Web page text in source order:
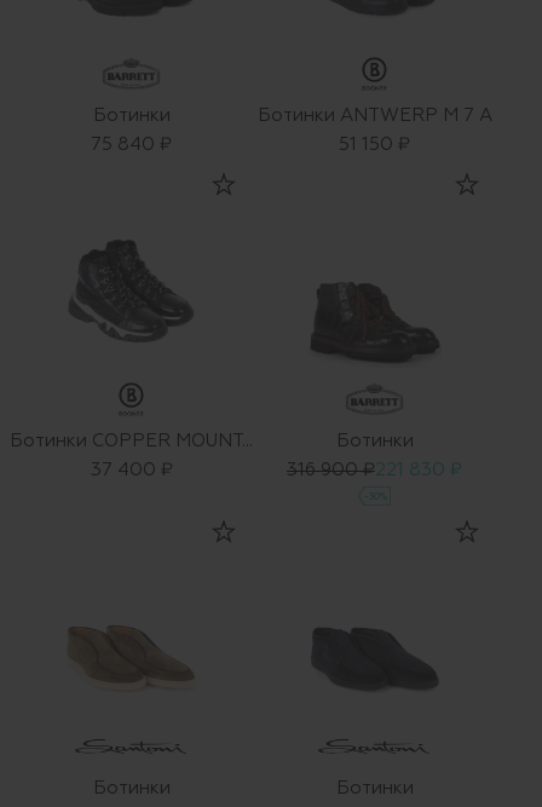
Ботинки
75 840 ₽
Ботинки ANTWERP M 7 A
51 150 ₽
Ботинки COPPER MOUNTAIN 1 A
37 400 ₽
Ботинки
316 900 ₽221 830 ₽
-30%
Ботинки
Ботинки